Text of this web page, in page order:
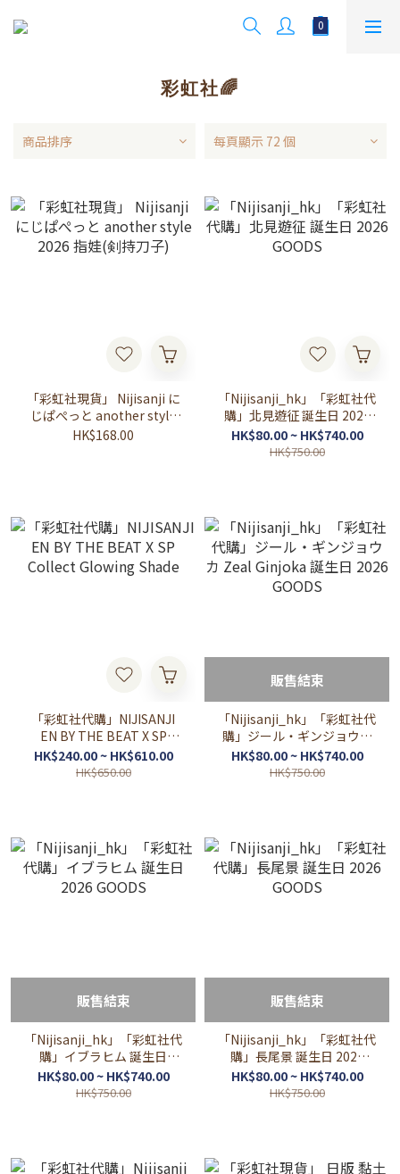
彩虹社🌈
商品排序 每頁顯示 72 個
「彩虹社現貨」 Nijisanji に
じぱぺっと another style
2026 指娃(剣持刀子)
HK$168.00
「Nijisanji_hk」「彩虹社代
購」北見遊征 誕生日 2026
GOODS
HK$80.00 ~ HK$740.00
HK$750.00
「彩虹社代購」NIJISANJI
EN BY THE BEAT X SP
Collect Glowing Shade
HK$240.00 ~ HK$610.00
HK$650.00
販售結束
「Nijisanji_hk」「彩虹社代
購」ジール・ギンジョウカ
Zeal Ginjoka 誕生日 2026
GOODS
HK$80.00 ~ HK$740.00
HK$750.00
販售結束
「Nijisanji_hk」「彩虹社代
購」イブラヒム 誕生日
2026 GOODS
HK$80.00 ~ HK$740.00
HK$750.00
販售結束
「Nijisanji_hk」「彩虹社代
購」長尾景 誕生日 2026
GOODS
HK$80.00 ~ HK$740.00
HK$750.00